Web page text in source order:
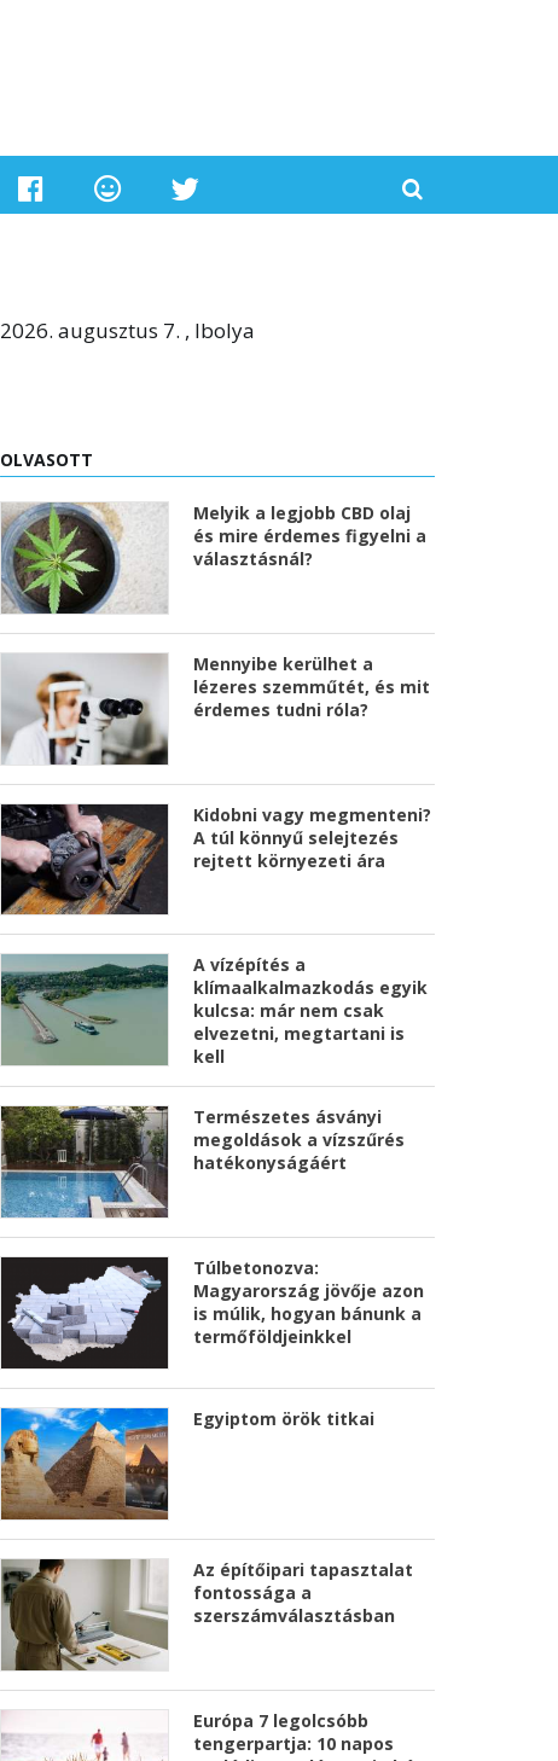
2026. augusztus 7. , Ibolya
OLVASOTT
Melyik a legjobb CBD olaj
és mire érdemes figyelni a
választásnál?
Mennyibe kerülhet a
lézeres szemműtét, és mit
érdemes tudni róla?
Kidobni vagy megmenteni?
A túl könnyű selejtezés
rejtett környezeti ára
A vízépítés a
klímaalkalmazkodás egyik
kulcsa: már nem csak
elvezetni, megtartani is
kell
Természetes ásványi
megoldások a vízszűrés
hatékonyságáért
Túlbetonozva:
Magyarország jövője azon
is múlik, hogyan bánunk a
termőföldjeinkkel
Egyiptom örök titkai
Az építőipari tapasztalat
fontossága a
szerszámválasztásban
Európa 7 legolcsóbb
tengerpartja: 10 napos